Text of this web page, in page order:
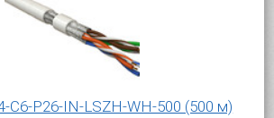
C6-P26-IN-LSZH-WH-500 (500 м)